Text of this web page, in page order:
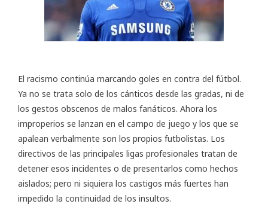
El racismo continúa marcando goles en contra del fútbol.
Ya no se trata solo de los cánticos desde las gradas, ni de
los gestos obscenos de malos fanáticos. Ahora los
improperios se lanzan en el campo de juego y los que se
apalean verbalmente son los propios futbolistas. Los
directivos de las principales ligas profesionales tratan de
detener esos incidentes o de presentarlos como hechos
aislados; pero ni siquiera los castigos más fuertes han
impedido la continuidad de los insultos.